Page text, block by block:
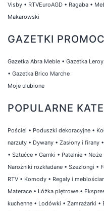
Visby • RTVEuroAGD • Ragaba •
Makarowski
GAZETKI
Gazetka Abra Meble • Gazetka
• Gazetka Brico Marche
Moje ulubione
POPULARNE
Pościel • Poduszki dekoracyjne •
narzuty • Dywany • Zasłony i firany •
• Sztućce • Garnki • Patelnie • Noże
Narożniki rozkładane • Szezlongi •
RTV • Komody • Regały i
Materace • Łóżka piętrowe •
kuchenne • Lodówki • Zamrażarki •